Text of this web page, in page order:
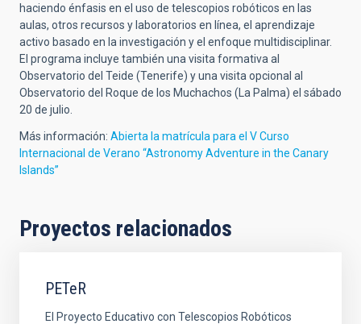
haciendo énfasis en el uso de telescopios robóticos en las
aulas, otros recursos y laboratorios en línea, el aprendizaje
activo basado en la investigación y el enfoque multidisciplinar.
El programa incluye también una visita formativa al
Observatorio del Teide (Tenerife) y una visita opcional al
Observatorio del Roque de los Muchachos (La Palma) el sábado
20 de julio.
Más información: Abierta la matrícula para el V Curso
Internacional de Verano “Astronomy Adventure in the Canary
Islands”
Proyectos relacionados
PETeR
El Proyecto Educativo con Telescopios Robóticos